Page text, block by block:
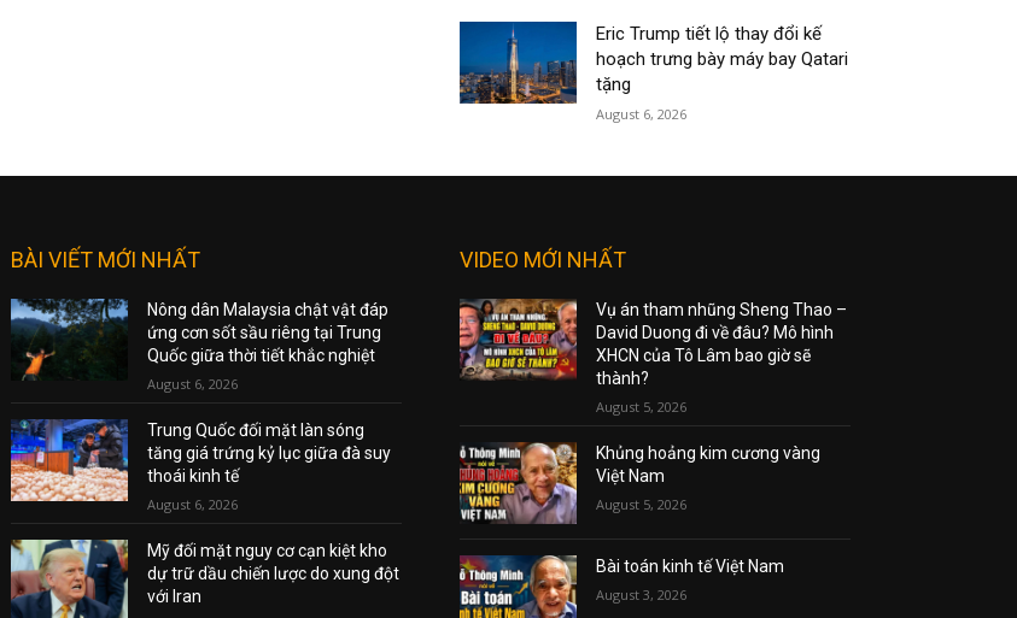
Eric Trump tiết lộ thay đổi kế
hoạch trưng bày máy bay Qatari
tặng
August 6, 2026
BÀI VIẾT MỚI NHẤT
Nông dân Malaysia chật vật đáp
ứng cơn sốt sầu riêng tại Trung
Quốc giữa thời tiết khắc nghiệt
August 6, 2026
Trung Quốc đối mặt làn sóng
tăng giá trứng kỷ lục giữa đà suy
thoái kinh tế
August 6, 2026
Mỹ đối mặt nguy cơ cạn kiệt kho
dự trữ dầu chiến lược do xung đột
với Iran
VIDEO MỚI NHẤT
Vụ án tham nhũng Sheng Thao –
David Duong đi về đâu? Mô hình
XHCN của Tô Lâm bao giờ sẽ
thành?
August 5, 2026
Khủng hoảng kim cương vàng
Việt Nam
August 5, 2026
Bài toán kinh tế Việt Nam
August 3, 2026